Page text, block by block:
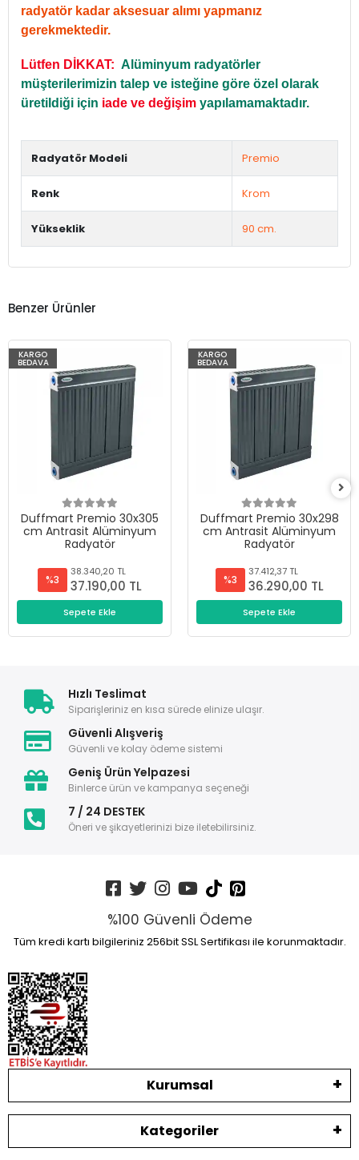
radyatör kadar aksesuar alımı yapmanız
gerekmektedir.
Lütfen DİKKAT: Alüminyum radyatörler
müşterilerimizin talep ve isteğine göre özel olarak
üretildiği için iade ve değişim yapılamamaktadır.
Radyatör Modeli Premio
Renk Krom
Yükseklik 90 cm.
Benzer Ürünler
KARGO
BEDAVA
Duffmart Premio 30x305
cm Antrasit Alüminyum
Radyatör
%3
38.340,20 TL
37.190,00 TL
Sepete Ekle
KARGO
BEDAVA
Duffmart Premio 30x298
cm Antrasit Alüminyum
Radyatör
%3
37.412,37 TL
36.290,00 TL
Sepete Ekle
Hızlı Teslimat
Siparişleriniz en kısa sürede elinize ulaşır.
Güvenli Alışveriş
Güvenli ve kolay ödeme sistemi
Geniş Ürün Yelpazesi
Binlerce ürün ve kampanya seçeneği
7 / 24 DESTEK
Öneri ve şikayetlerinizi bize iletebilirsiniz.
%100 Güvenli Ödeme
Tüm kredi kartı bilgileriniz 256bit SSL Sertifikası ile korunmaktadır.
Kurumsal
Kategoriler